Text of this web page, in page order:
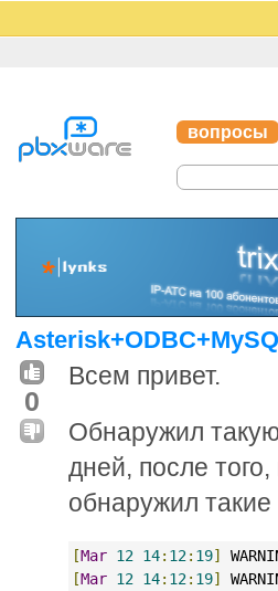
вопросы
0
Всем привет.
Обнаружил
дней, после
обнаружил
[Mar 12 14: 12: 19]
[Mar 12 14: 12: 19]